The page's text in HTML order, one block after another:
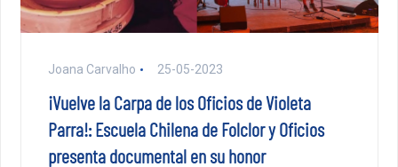
Joana Carvalho 25-05-2023
¡Vuelve la Carpa de los Oficios de Violeta
Parra!: Escuela Chilena de Folclor y Oficios
presenta documental en su honor